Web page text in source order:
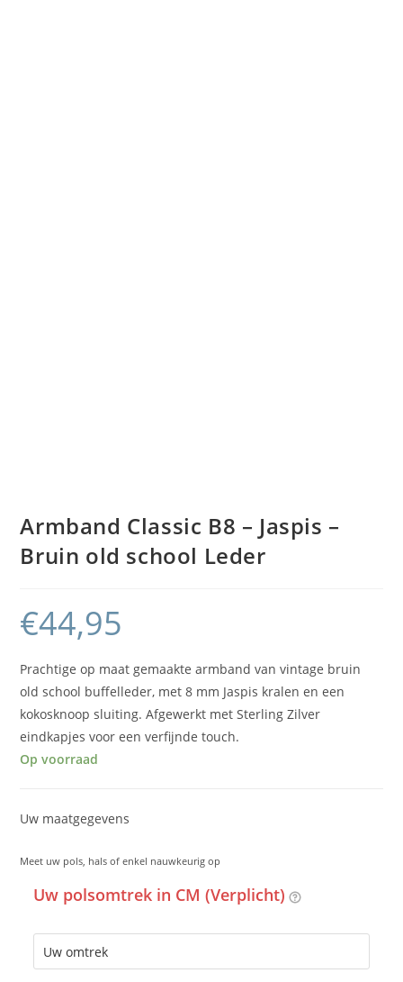
Armband Classic B8 – Jaspis –
Bruin old school Leder
€44,95
Prachtige op maat gemaakte armband van vintage bruin
old school buffelleder, met 8 mm Jaspis kralen en een
kokosknoop sluiting. Afgewerkt met Sterling Zilver
eindkapjes voor een verfijnde touch.
Op voorraad
Uw maatgegevens
Meet uw pols, hals of enkel nauwkeurig op
Uw polsomtrek in CM (Verplicht)